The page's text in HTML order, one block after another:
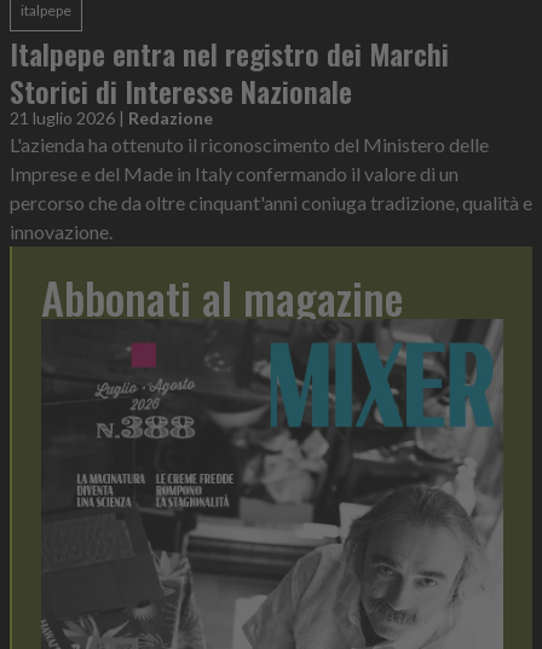
italpepe
Italpepe entra nel registro dei Marchi
Storici di Interesse Nazionale
21 luglio 2026 | Redazione
L'azienda ha ottenuto il riconoscimento del Ministero delle
Imprese e del Made in Italy confermando il valore di un
percorso che da oltre cinquant'anni coniuga tradizione, qualità e
innovazione.
Abbonati al magazine